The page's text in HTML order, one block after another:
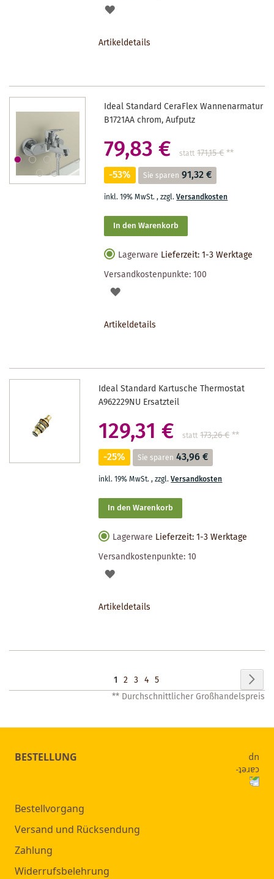
AUF
Artikeldetails
Ideal Standard CeraFlex Wannenarmatur
B1721AA chrom, Aufputz
79,83 € statt 171,15 €**
-53% Sie sparen 91,32 €
inkl. 19% MwSt.,zzgl.Versandkosten
In den Warenkorb
Lagerware Lieferzeit: 1-3 Werktage
Versandkostenpunkte:100
AUF
Artikeldetails
Ideal Standard Kartusche Thermostat
A962229NU Ersatzteil
129,31 € statt 173,26 €**
-25% Sie sparen 43,96 €
inkl. 19% MwSt.,zzgl.Versandkosten
In den Warenkorb
Lagerware Lieferzeit: 1-3 Werktage
Versandkostenpunkte:10
AUF
Artikeldetails
Seite
Sie
lesen
1 Seite
2 Seite
3 Seite
4 Seite
5
** Durchschnittlicher Großhandelspreis
BESTELLUNG
Bestellvorgang
Versand und Rücksendung
Zahlung
Widerrufsbelehrung